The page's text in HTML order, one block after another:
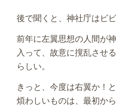
後で聞くと、神社庁はビビ
前年に左翼思想の人間が
入って、故意に撹乱させ
らしい。
きっと、今度は右翼か！と
煩わしいものは、最初か